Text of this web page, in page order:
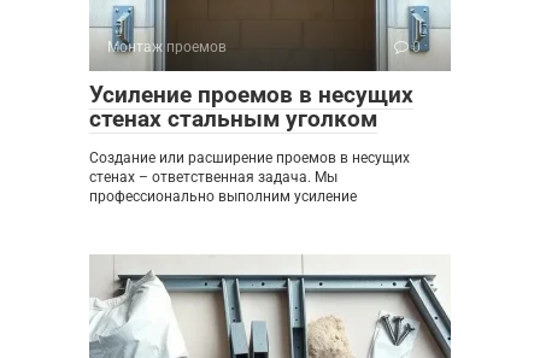
Монтаж проемов 0
Усиление проемов в несущих
стенах стальным уголком
Создание или расширение проемов в несущих
стенах – ответственная задача. Мы
профессионально выполним усиление